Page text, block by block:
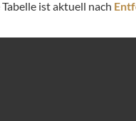
ist aktuell nach